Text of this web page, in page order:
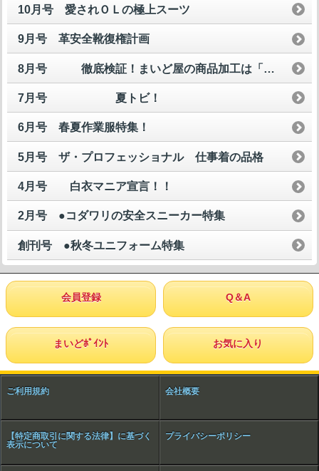
10月号 愛されＯＬの極上スーツ
9月号 革安全靴復権計画
8月号 徹底検証！まいど屋の商品加工は「買い」なのか？
7月号 夏トビ！
6月号 春夏作業服特集！
5月号 ザ・プロフェッショナル 仕事着の品格
4月号 白衣マニア宣言！！
2月号 ●コダワリの安全スニーカー特集
創刊号 ●秋冬ユニフォーム特集
会員登録 Q＆A
まいどﾎﾟｲﾝﾄ お気に入り
ご利用規約 会社概要
【特定商取引に関する法律】に基づく
表示について
プライバシーポリシー